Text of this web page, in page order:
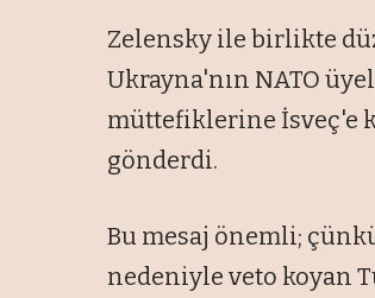
Zelensky ile birlikte
Ukrayna'nın NATO
müttefiklerine İsveç'e
gönderdi.
Bu mesaj önemli;
nedeniyle veto koyan